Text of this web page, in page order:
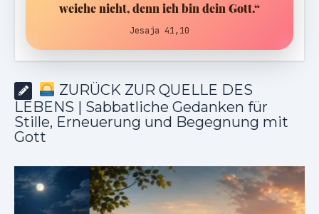
weiche nicht, denn ich bin dein Gott.“
Jesaja 41,10
ZURÜCK ZUR QUELLE DES
LEBENS | Sabbatliche Gedanken für
Stille, Erneuerung und Begegnung mit
Gott